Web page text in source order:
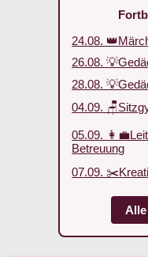
24.08.
26.08.
28.08.
04.09.
05.09.
Betreuung
07.09.